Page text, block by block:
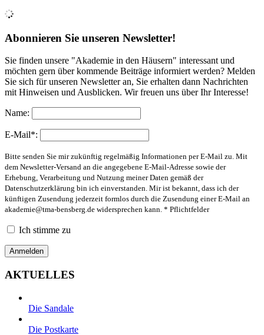
Abonnieren Sie unseren Newsletter!
Sie finden unsere "Akademie in den Häusern" interessant und
möchten gern über kommende Beiträge informiert werden? Melden
Sie sich für unseren Newsletter an, Sie erhalten dann Nachrichten
mit Hinweisen und Ausblicken. Wir freuen uns über Ihr Interesse!
Name:
E-Mail*:
Bitte senden Sie mir zukünftig regelmäßig Informationen per E-Mail zu. Mit
dem Newsletter-Versand an die angegebene E-Mail-Adresse sowie der
Erhebung, Verarbeitung und Nutzung meiner Daten gemäß der
Datenschutzerklärung bin ich einverstanden. Mir ist bekannt, dass ich der
künftigen Zusendung jederzeit formlos durch die Zusendung einer E-Mail an
akademie@tma-bensberg.de widersprechen kann. * Pflichtfelder
Ich stimme zu
AKTUELLES
Die Sandale
Die Postkarte